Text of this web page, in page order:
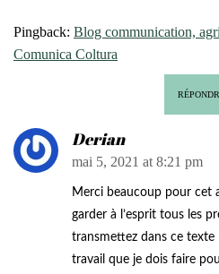
Pingback: Blog communication,
Comunica Coltura
Derian
mai 5, 2021 at 8:21 pm
Merci beaucoup pour cet
garder à l’esprit tous les
transmettez dans ce
travail que je dois faire